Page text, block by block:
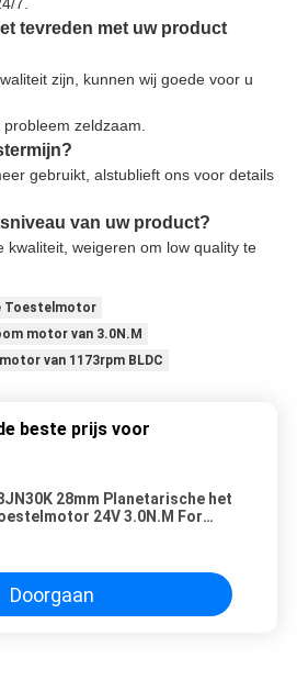
7.
tevreden met uw product
zijn, kunnen wij goede voor u
zeldzaam.
gebruikt, alstublieft ons voor details
van uw product?
kwaliteit, weigeren om low quality te
Toestelmotor
motor van 3.0N.M
van 1173rpm BLDC
beste prijs voor
28mm Planetarische het
24V 3.0N.M For
Doorgaan